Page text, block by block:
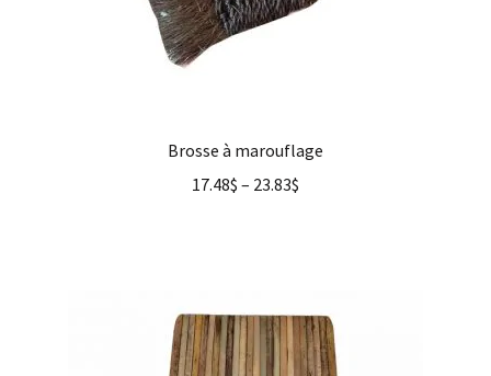
Brosse à marouflage
17.48$ – 23.83$